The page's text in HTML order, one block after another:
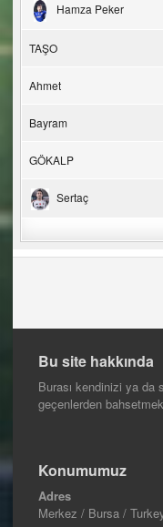
Hamza Peker
TAŞO
Ahmet
Bayram
GÖKALP
Sertaç
Bu site hakkında
Burası kendinizi ya da
geçenlerden
Konumumuz
Adres
Merkez / Bursa /